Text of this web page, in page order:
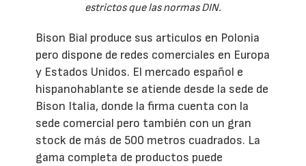
estrictos que las normas DIN.
Bison Bial produce sus articulos en Polonia
pero dispone de redes comerciales en Europa
y Estados Unidos. El mercado español e
hispanohablante se atiende desde la sede de
Bison Italia, donde la firma cuenta con la
sede comercial pero también con un gran
stock de más de 500 metros cuadrados. La
gama completa de productos puede